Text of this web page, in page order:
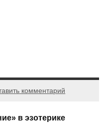
комментарий
в эзотерике